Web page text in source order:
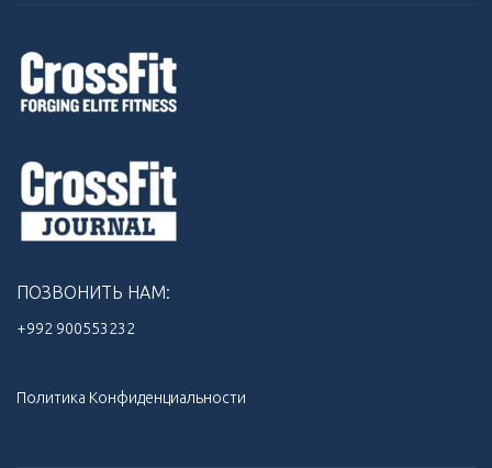
ПОЗВОНИТЬ НАМ:
+992 900553232‬
Политика Конфиденциальности